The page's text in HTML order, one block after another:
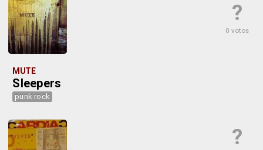
?
0 votos
MUTE
Sleepers
punk rock
?